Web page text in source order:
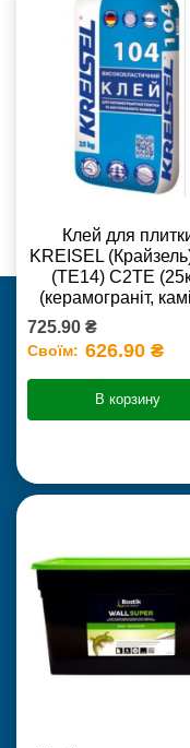
Клей для
KREISEL
(ТЕ14) С2TE
(керамограніт,
725.90 ₴
Своїм: 626.90 ₴
В корзину